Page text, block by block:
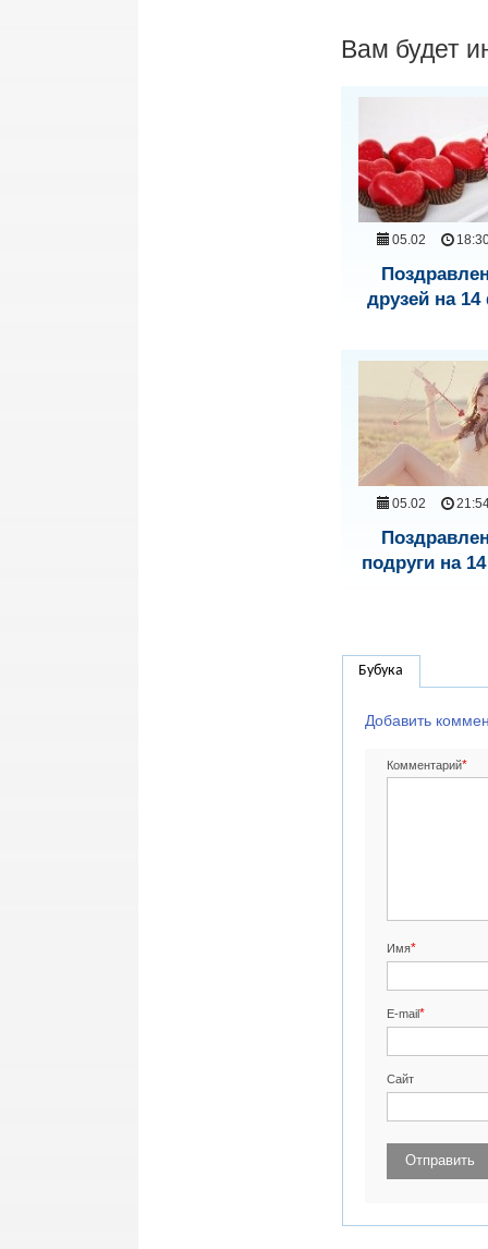
Вам будет
05.02
друзей на
05.02
подруги на
Бубука
Добавить
Комментарий*
Имя*
E-mail*
Сайт